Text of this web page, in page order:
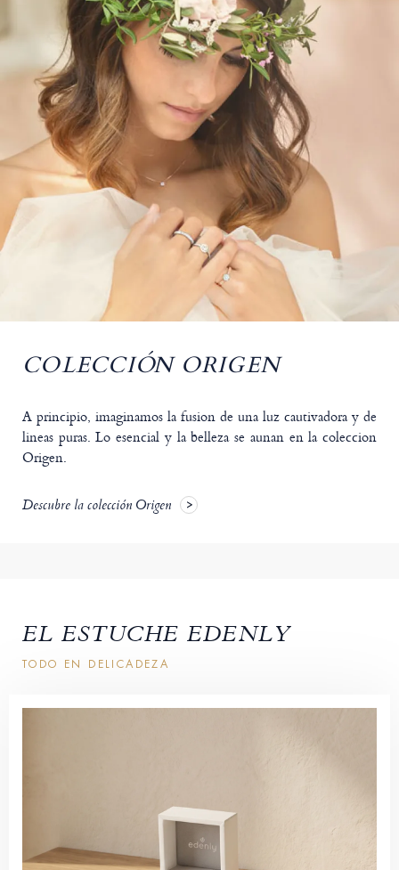
COLECCIÓN ORIGEN
A principio, imaginamos la fusion de una luz cautivadora y de
lineas puras. Lo esencial y la belleza se aunan en la coleccion
Origen.
Descubre la colección Origen
EL ESTUCHE EDENLY
TODO EN DELICADEZA